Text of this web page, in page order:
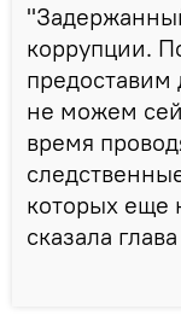
коррупции.
предоставим
не можем
время
которых еще
сказала